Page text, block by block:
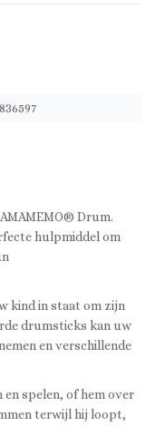
Drum.
hulpmiddel om
kind in staat om zijn
drumsticks kan uw
en verschillende
spelen, of hem over
terwijl hij loopt,